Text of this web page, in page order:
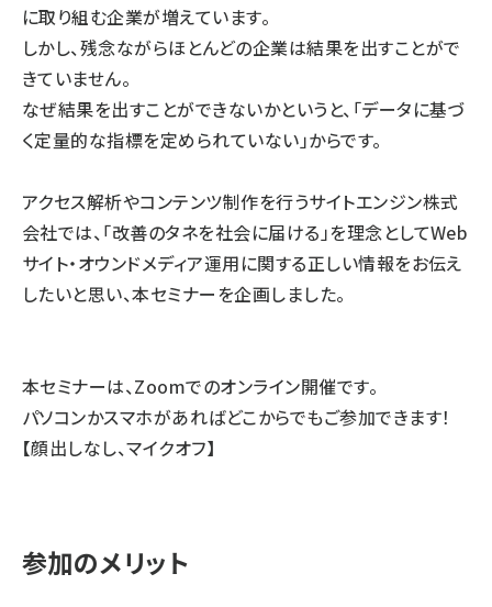
に取り組む企業が増えています。
しかし、残念ながらほとんどの企業は結果を出すことがで
きていません。
なぜ結果を出すことができないかというと、「データに基づ
く定量的な指標を定められていない」からです。
アクセス解析やコンテンツ制作を行うサイトエンジン株式
会社では、「改善のタネを社会に届ける」を理念としてWeb
サイト・オウンドメディア運用に関する正しい情報をお伝え
したいと思い、本セミナーを企画しました。
本セミナーは、Zoomでのオンライン開催です。
パソコンかスマホがあればどこからでもご参加できます！
【顔出しなし、マイクオフ】
参加のメリット